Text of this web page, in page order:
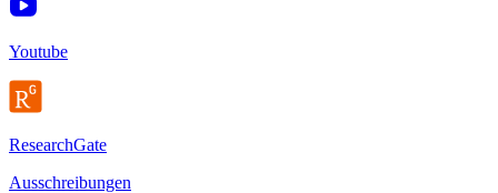
Youtube
ResearchGate
Ausschreibungen